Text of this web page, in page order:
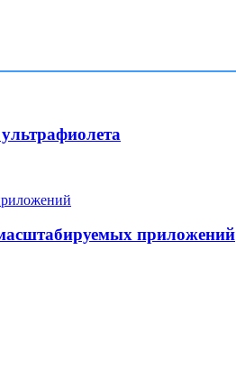
приложений